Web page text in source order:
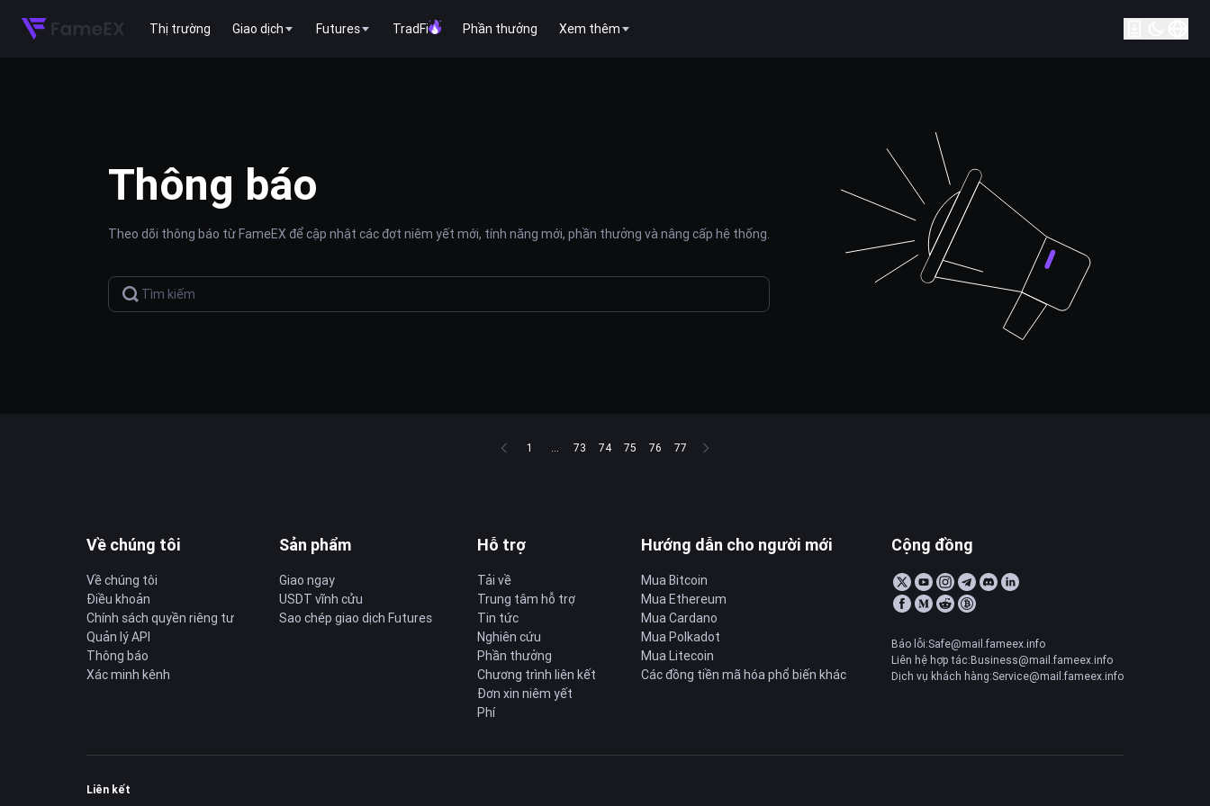
Thị trường Giao dịch Futures TradFi Phần thưởng Xem thêm
Thông báo
Theo dõi thông báo từ FameEX để cập nhật các đợt niêm yết mới, tính năng mới, phần thưởng và nâng cấp hệ thống.
1 ... 73 74 75 76 77
Về chúng tôi
Về chúng tôi
Điều khoản
Chính sách quyền riêng tư
Quản lý API
Thông báo
Xác minh kênh
Sản phẩm
Giao ngay
USDT vĩnh cửu
Sao chép giao dịch Futures
Hỗ trợ
Tải về
Trung tâm hỗ trợ
Tin tức
Nghiên cứu
Phần thưởng
Chương trình liên kết
Đơn xin niêm yết
Phí
Hướng dẫn cho người mới
Mua Bitcoin
Mua Ethereum
Mua Cardano
Mua Polkadot
Mua Litecoin
Các đồng tiền mã hóa phổ biến khác
Cộng đồng
Báo lỗi:Safe@mail.fameex.info
Liên hệ hợp tác:Business@mail.fameex.info
Dịch vụ khách hàng:Service@mail.fameex.info
Liên kết